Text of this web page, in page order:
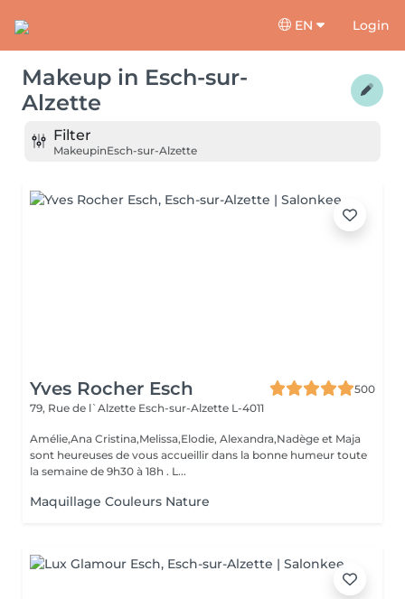
EN Login
Makeup in Esch-sur-
Alzette
Filter
MakeupinEsch-sur-Alzette
Yves Rocher Esch
500
79, Rue de l`Alzette Esch-sur-Alzette L-4011
Amélie,Ana Cristina,Melissa,Elodie, Alexandra,Nadège et Maja
sont heureuses de vous accueillir dans la bonne humeur toute
la semaine de 9h30 à 18h . L...
Maquillage Couleurs Nature